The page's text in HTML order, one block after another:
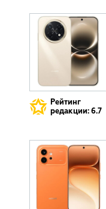
Рейтинг
редакции: 6.7